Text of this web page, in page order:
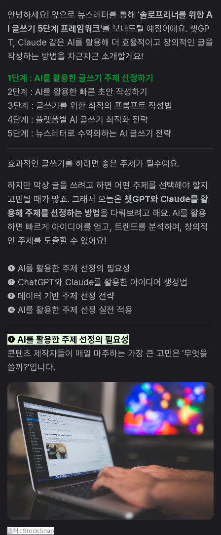
안녕하세요! 앞으로 뉴스레터를 통해 '솔로프리너를 위한 A
I 글쓰기 5단계 프레임워크'를 보내드릴 예정이에요. 챗GP
T, Claude 같은 AI를 활용해 더 효율적이고 창의적인 글을
작성하는 방법을 차근차근 소개할게요!
1단계 : AI를 활용한 글쓰기 주제 선정하기
2단계 : AI를 활용한 빠른 초안 작성하기
3단계 : 글쓰기를 위한 최적의 프롬프트 작성법
4단계 : 플랫폼별 AI 글쓰기 최적화 전략
5단계 : 뉴스레터로 수익화하는 AI 글쓰기 전략
효과적인 글쓰기를 하려면 좋은 주제가 필수예요.
하지만 막상 글을 쓰려고 하면 어떤 주제를 선택해야 할지
고민될 때가 많죠. 그래서 오늘은 챗GPT와 Claude를 활
용해 주제를 선정하는 방법을 다뤄보려고 해요. AI를 활용
하면 빠르게 아이디어를 얻고, 트렌드를 분석하며, 창의적
인 주제를 도출할 수 있어요!
❶ AI를 활용한 주제 선정의 필요성
❷ ChatGPT와 Claude를 활용한 아이디어 생성법
❸ 데이터 기반 주제 선정 전략
❹ AI를 활용한 주제 선정 실전 적용
❶ AI를 활용한 주제 선정의 필요성
콘텐츠 제작자들이 매일 마주하는 가장 큰 고민은 '무엇을
쓸까?'입니다.
출처 : StockSnap